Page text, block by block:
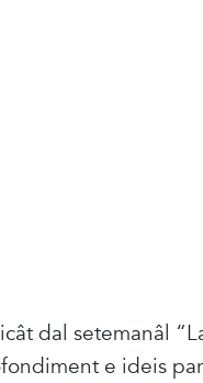
dal setemanâl
e ideis